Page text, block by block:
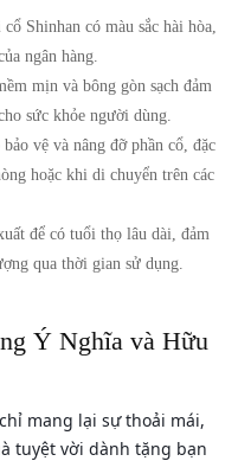
Shinhan có màu sắc hài hòa,
ngân hàng.
mịn và bông gòn sạch đảm
sức khỏe người dùng.
vệ và nâng đỡ phần cổ, đặc
hoặc khi di chuyển trên các
để có tuổi thọ lâu dài, đảm
qua thời gian sử dụng.
Ý Nghĩa và Hữu
mang lại sự thoải mái,
tuyệt vời dành tặng bạn